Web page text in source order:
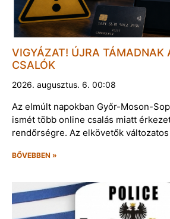
VIGYÁZAT! ÚJRA TÁMADNAK
CSALÓK
2026. augusztus. 6. 00:08
Az elmúlt napokban Győr-Moson-
ismét több online csalás miatt
rendőrségre. Az elkövetők
BŐVEBBEN »